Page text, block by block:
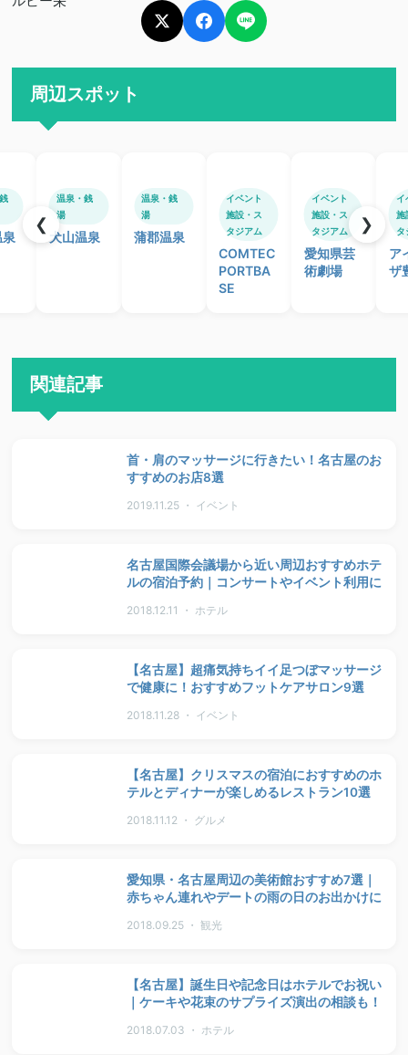
周辺スポット
温泉・銭
湯
犬山温泉
温泉・銭
湯
蒲郡温泉
イベント
施設・ス
タジアム
COMTEC
PORTBA
SE
イベント
施設・ス
タジアム
愛知県芸
術劇場
イ
施
タ
ア
ザ
❮ ❯
関連記事
首・肩のマッサージに行きたい！名古屋のお
すすめのお店8選
2019.11.25 ・ イベント
名古屋国際会議場から近い周辺おすすめホテ
ルの宿泊予約｜コンサートやイベント利用に
2018.12.11 ・ ホテル
【名古屋】超痛気持ちイイ足つぼマッサージ
で健康に！おすすめフットケアサロン9選
2018.11.28 ・ イベント
【名古屋】クリスマスの宿泊におすすめのホ
テルとディナーが楽しめるレストラン10選
2018.11.12 ・ グルメ
愛知県・名古屋周辺の美術館おすすめ7選｜
赤ちゃん連れやデートの雨の日のお出かけに
2018.09.25 ・ 観光
【名古屋】誕生日や記念日はホテルでお祝い
｜ケーキや花束のサプライズ演出の相談も！
2018.07.03 ・ ホテル